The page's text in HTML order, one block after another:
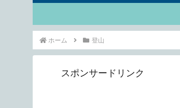
ホーム 登山
スポンサードリンク